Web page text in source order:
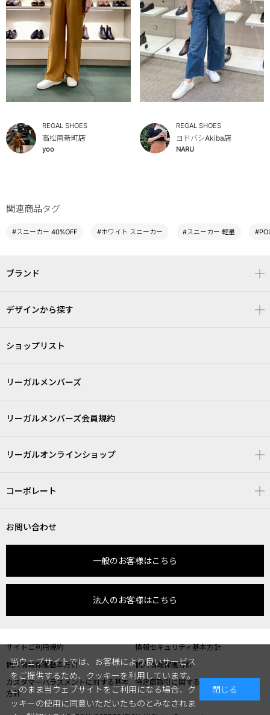
REGAL SHOES
高松南新町店
yoo
REGAL SHOES
ヨドバシAkiba店
NARU
関連商品タグ
#スニーカー 40%OFF #ホワイト スニーカー #スニーカー 軽量
ブランド
デザインから探す
ショップリスト
リーガルメンバーズ
リーガルメンバーズ会員規約
リーガルオンラインショップ
コーポレート
お問い合わせ
一般のお客様はこちら
法人のお客様はこちら
サイトご利用規約
情報セキュリティ基本方針
個人情報保護基本方針
個人情報保護方針
カスタマーハラスメントに対する基本
方針
特定商取引に関する表記
当ウェブサイトでは、お客様により良いサービス
をご提供するため、クッキーを利用しています。
このまま当ウェブサイトをご利用になる場合、ク
ッキーの使用に同意いただいたものとみなされま
閉じる